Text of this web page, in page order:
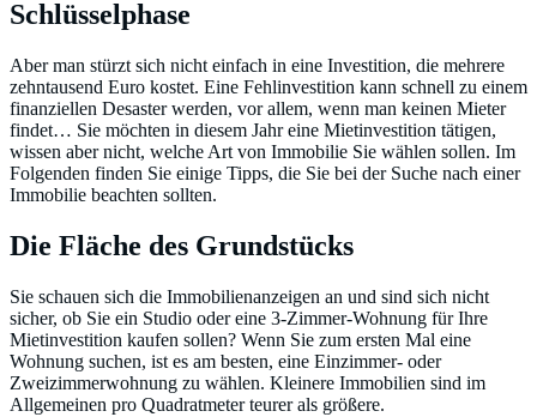
Schlüsselphase
Aber man stürzt sich nicht einfach in eine Investition, die mehrere
zehntausend Euro kostet. Eine Fehlinvestition kann schnell zu einem
finanziellen Desaster werden, vor allem, wenn man keinen Mieter
findet… Sie möchten in diesem Jahr eine Mietinvestition tätigen,
wissen aber nicht, welche Art von Immobilie Sie wählen sollen. Im
Folgenden finden Sie einige Tipps, die Sie bei der Suche nach einer
Immobilie beachten sollten.
Die Fläche des Grundstücks
Sie schauen sich die Immobilienanzeigen an und sind sich nicht
sicher, ob Sie ein Studio oder eine 3-Zimmer-Wohnung für Ihre
Mietinvestition kaufen sollen? Wenn Sie zum ersten Mal eine
Wohnung suchen, ist es am besten, eine Einzimmer- oder
Zweizimmerwohnung zu wählen. Kleinere Immobilien sind im
Allgemeinen pro Quadratmeter teurer als größere.